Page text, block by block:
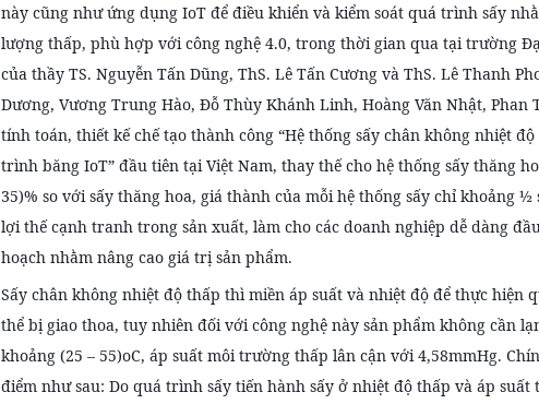
này cũng như ứng dụng IoT để điều khiển và kiểm soát quá trình sấy
lượng thấp, phù hợp với công nghệ 4.0, trong thời gian qua tại trường
của thầy TS. Nguyễn Tấn Dũng, ThS. Lê Tấn Cương và ThS. Lê Thanh
Dương, Vương Trung Hào, Đỗ Thùy Khánh Linh, Hoàng Văn Nhật, Phan
tính toán, thiết kế chế tạo thành công “Hệ thống sấy chân không nhiệt
trình băng IoT” đầu tiên tại Việt Nam, thay thế cho hệ thống sấy thăng
35)% so với sấy thăng hoa, giá thành của mỗi hệ thống sấy chỉ khoảng
lợi thế cạnh tranh trong sản xuất, làm cho các doanh nghiệp dễ dàng
hoạch nhằm nâng cao giá trị sản phẩm.
Sấy chân không nhiệt độ thấp thì miền áp suất và nhiệt độ để thực hiện
thể bị giao thoa, tuy nhiên đối với công nghệ này sản phẩm không cần
khoảng (25 – 55)oC, áp suất môi trường thấp lân cận với 4,58mmHg.
điểm như sau: Do quá trình sấy tiến hành sấy ở nhiệt độ thấp và áp